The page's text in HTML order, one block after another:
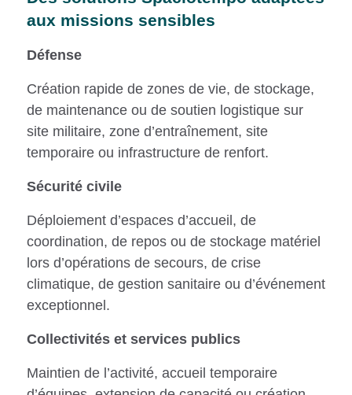
aux missions sensibles
Défense
Création rapide de zones de vie, de stockage,
de maintenance ou de soutien logistique sur
site militaire, zone d’entraînement, site
temporaire ou infrastructure de renfort.
Sécurité civile
Déploiement d’espaces d’accueil, de
coordination, de repos ou de stockage matériel
lors d’opérations de secours, de crise
climatique, de gestion sanitaire ou d’événement
exceptionnel.
Collectivités et services publics
Maintien de l’activité, accueil temporaire